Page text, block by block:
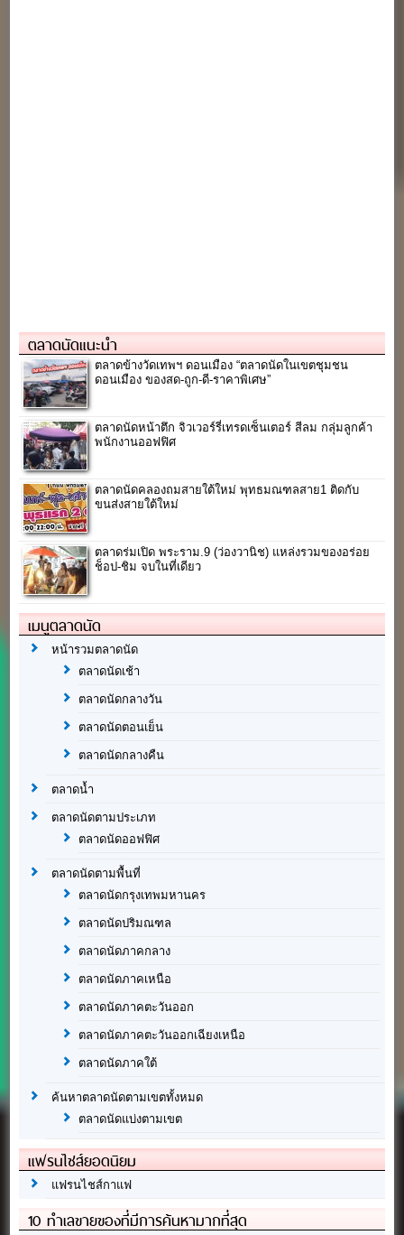
ตลาดนัดแนะนำ
ตลาดข้างวัดเทพฯ ดอนเมือง “ตลาดนัดในเขตชุมชน
ดอนเมือง ของสด-ถูก-ดี-ราคาพิเศษ”
ตลาดนัดหน้าตึก จิวเวอร์รี่เทรดเซ็นเตอร์ สีลม กลุ่มลูกค้า
พนักงานออฟฟิศ
ตลาดนัดคลองถมสายใต้ใหม่ พุทธมณฑลสาย1 ติดกับ
ขนส่งสายใต้ใหม่
ตลาดร่มเปิด พระราม.9 (ว่องวานิช) แหล่งรวมของอร่อย
ช็อป-ชิม จบในที่เดียว
เมนูตลาดนัด
หน้ารวมตลาดนัด
ตลาดนัดเช้า
ตลาดนัดกลางวัน
ตลาดนัดตอนเย็น
ตลาดนัดกลางคืน
ตลาดน้ำ
ตลาดนัดตามประเภท
ตลาดนัดออฟฟิศ
ตลาดนัดตามพื้นที่
ตลาดนัดกรุงเทพมหานคร
ตลาดนัดปริมณฑล
ตลาดนัดภาคกลาง
ตลาดนัดภาคเหนือ
ตลาดนัดภาคตะวันออก
ตลาดนัดภาคตะวันออกเฉียงเหนือ
ตลาดนัดภาคใต้
ค้นหาตลาดนัดตามเขตทั้งหมด
ตลาดนัดแบ่งตามเขต
แฟรนไชส์ยอดนิยม
แฟรนไชส์กาแฟ
10 ทำเลขายของที่มีการค้นหามากที่สุด